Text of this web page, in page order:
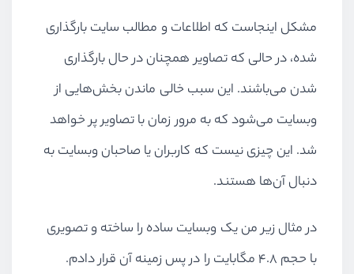
مشکل اینجاست که اطلاعات و مطالب سایت بارگذاری
شده، در حالی که تصاویر همچنان در حال بارگذاری
شدن می‌باشند. این سبب خالی ماندن بخش‌هایی از
وبسایت می‌شود که به مرور زمان با تصاویر پر خواهد
شد. این چیزی نیست که کاربران یا صاحبان وبسایت به
دنبال آن‌ها هستند.
در مثال زیر من یک وبسایت ساده را ساخته و تصویری
با حجم ۴.۸ مگابایت را در پس زمینه آن قرار دادم.